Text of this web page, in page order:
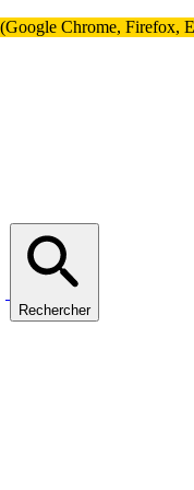
Chrome, Firefox,
Rechercher